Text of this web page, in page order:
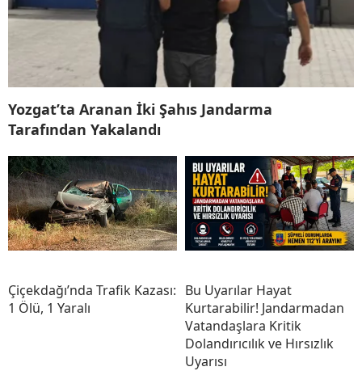
Yozgat’ta Aranan İki Şahıs Jandarma
Tarafından Yakalandı
Çiçekdağı’nda Trafik Kazası:
1 Ölü, 1 Yaralı
Bu Uyarılar Hayat
Kurtarabilir! Jandarmadan
Vatandaşlara Kritik
Dolandırıcılık ve Hırsızlık
Uyarısı